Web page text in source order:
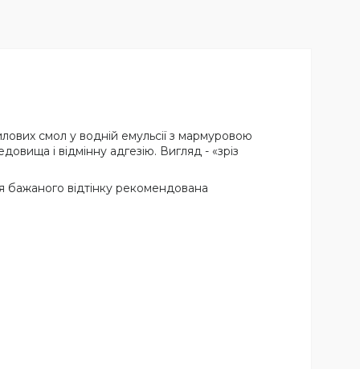
смол у водній емульсії з мармуровою
і відмінну адгезію. Вигляд - «зріз
відтінку рекомендована